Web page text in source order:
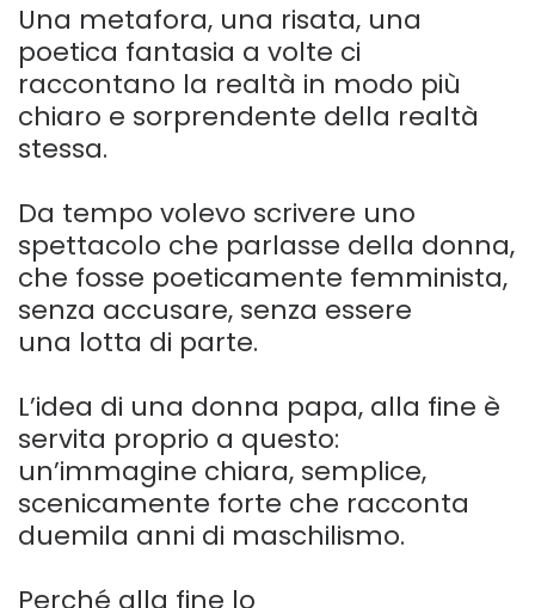
Una metafora, una risata, una
poetica fantasia a volte ci
raccontano la realtà in modo più
chiaro e sorprendente della realtà
stessa.
Da tempo volevo scrivere uno
spettacolo che parlasse della donna,
che fosse poeticamente femminista,
senza accusare, senza essere
una lotta di parte.
L’idea di una donna papa, alla fine è
servita proprio a questo:
un’immagine chiara, semplice,
scenicamente forte che racconta
duemila anni di maschilismo.